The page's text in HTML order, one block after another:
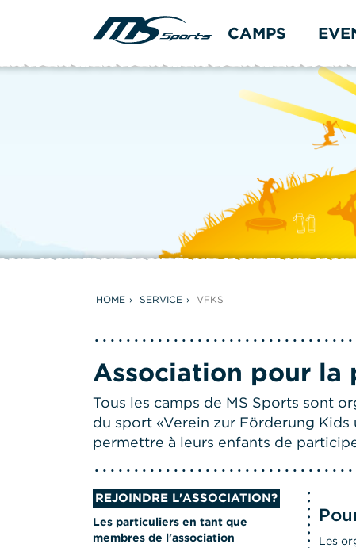
CAMPS
HOME SERVICE VFKS
Association pour
Tous les camps de MS Sports sont
du sport «Verein zur Förderung
permettre à leurs enfants de
Les
REJOINDRE L'ASSOCIATION?
Les particuliers en tant que
membres de l'association